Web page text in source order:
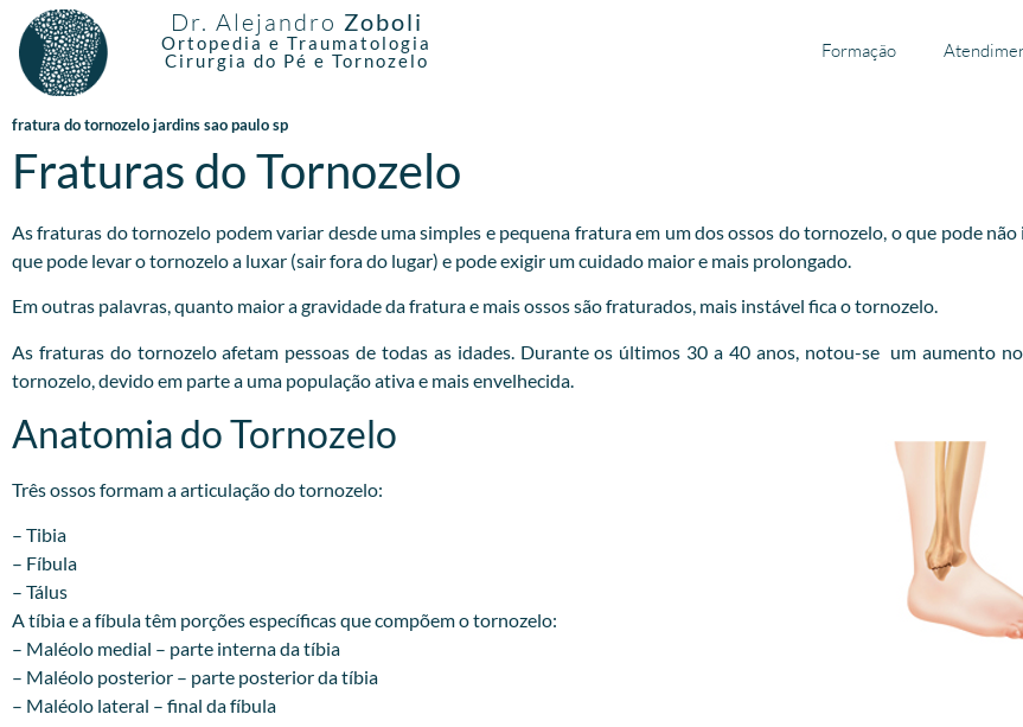
Dr. Alejandro Zoboli
Ortopedia e Traumatologia
Cirurgia do Pé e Tornozelo
Formação
fratura do tornozelo jardins sao paulo sp
Fraturas do Tornozelo
As fraturas do tornozelo podem variar desde uma simples e pequena fratura em um dos ossos do tornozelo, o que pode
que pode levar o tornozelo a luxar (sair fora do lugar) e pode exigir um cuidado maior e mais prolongado.
Em outras palavras, quanto maior a gravidade da fratura e mais ossos são fraturados, mais instável fica o tornozelo.
As fraturas do tornozelo afetam pessoas de todas as idades. Durante os últimos 30 a 40 anos, notou-se um aumento
tornozelo, devido em parte a uma população ativa e mais envelhecida.
Anatomia do Tornozelo
Três ossos formam a articulação do tornozelo:
– Tibia
– Fíbula
– Tálus
A tíbia e a fíbula têm porções específicas que compõem o tornozelo:
– Maléolo medial – parte interna da tíbia
– Maléolo posterior – parte posterior da tíbia
– Maléolo lateral – final da fíbula